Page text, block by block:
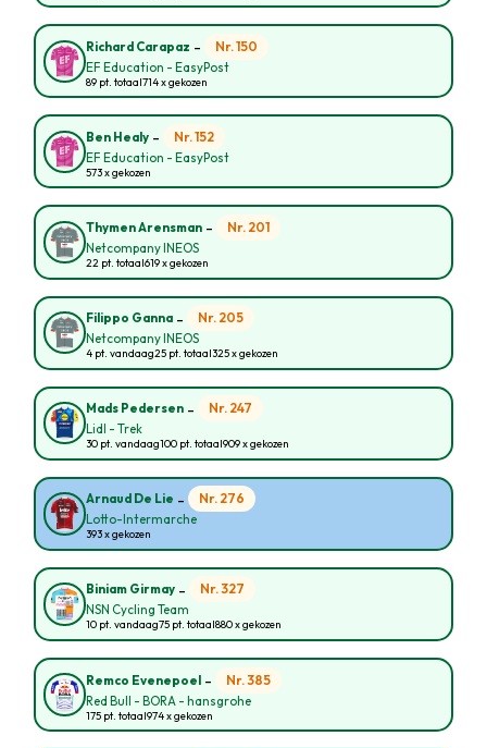
Richard Carapaz - Nr. 150
EF Education - EasyPost
89 pt. totaal714 x gekozen
Ben Healy - Nr. 152
EF Education - EasyPost
573 x gekozen
Thymen Arensman - Nr. 201
Netcompany INEOS
22 pt. totaal619 x gekozen
Filippo Ganna - Nr. 205
Netcompany INEOS
4 pt. vandaag25 pt. totaal325 x gekozen
Mads Pedersen - Nr. 247
Lidl - Trek
30 pt. vandaag100 pt. totaal909 x gekozen
Arnaud De Lie - Nr. 276
Lotto-Intermarche
393 x gekozen
Biniam Girmay - Nr. 327
NSN Cycling Team
10 pt. vandaag75 pt. totaal880 x gekozen
Remco Evenepoel - Nr. 385
Red Bull - BORA - hansgrohe
175 pt. totaal974 x gekozen